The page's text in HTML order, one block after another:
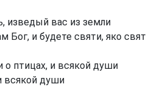
изведый вас из земли
Бог, и будете святи, яко свят
о птицах, и всякой души
всякой души